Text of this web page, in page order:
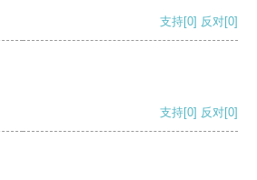
支持[0] 反对[0]
支持[0] 反对[0]